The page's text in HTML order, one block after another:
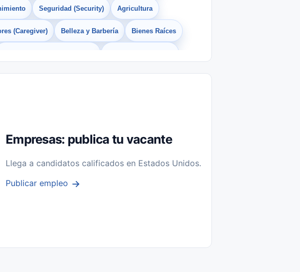
Seguridad (Security) Agricultura
(Caregiver) Belleza y Barbería Bienes Raíces
(English/Spanish) Sin Experiencia
Empresas: publica tu vacante
Llega a candidatos calificados en Estados Unidos.
Publicar empleo